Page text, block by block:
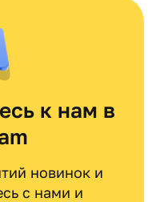
к нам в
новинок и
с нами и